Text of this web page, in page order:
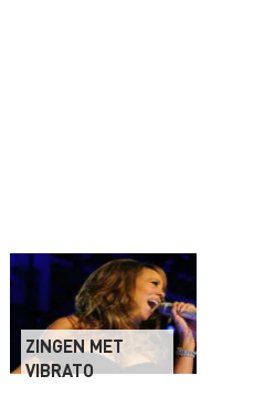
ZINGEN MET
VIBRATO